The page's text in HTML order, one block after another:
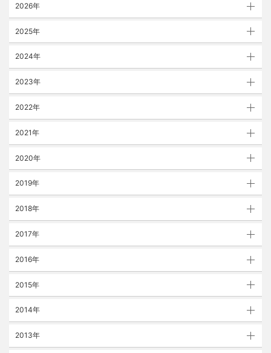
2026年
2025年
2024年
2023年
2022年
2021年
2020年
2019年
2018年
2017年
2016年
2015年
2014年
2013年